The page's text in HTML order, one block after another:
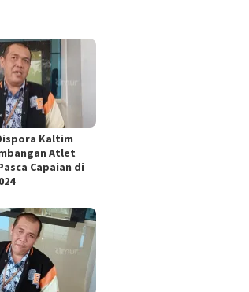
Kaltim
Atlet
Capaian di